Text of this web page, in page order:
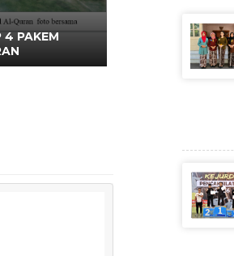
4 PAKEM